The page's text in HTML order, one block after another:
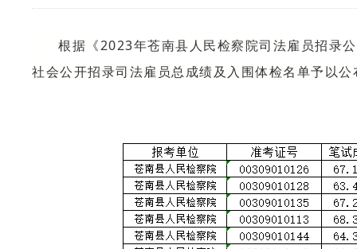
根据《2023年苍南县人民检察院司法雇员招录公
社会公开招录司法雇员总成绩及入围体检名单予以公